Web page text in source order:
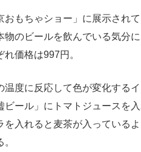
もちゃショー」に展示され
のビールを飲んでいる気分に
価格は997円。
度に反応して色が変化する
ール」にトマトジュースを
入れると麦茶が入っている